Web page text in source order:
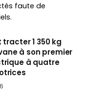
faute de
1 350 kg
à son premier
à quatre